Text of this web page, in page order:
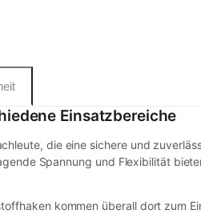
Einsatzbereiche
die eine sichere und
Spannung und Flexibilität
kommen überall dort zum